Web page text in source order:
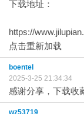
下载地址：
https://
点击重新加载
boentel
2025-3-25 21:34:34
感谢分享，下载收
wz53719